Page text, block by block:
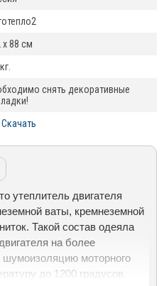
x 88 см
снять декоративные
Скачать
утеплитель двигателя
ваты, кремнеземной
Такой состав одеяла
на более
моторного
до 1200 градусов.